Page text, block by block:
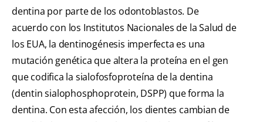
dentina por parte de los odontoblastos. De
acuerdo con los Institutos Nacionales de la Salud de
los EUA, la dentinogénesis imperfecta es una
mutación genética que altera la proteína en el gen
que codifica la sialofosfoproteína de la dentina
(dentin sialophosphoprotein, DSPP) que forma la
dentina. Con esta afección, los dientes cambian de